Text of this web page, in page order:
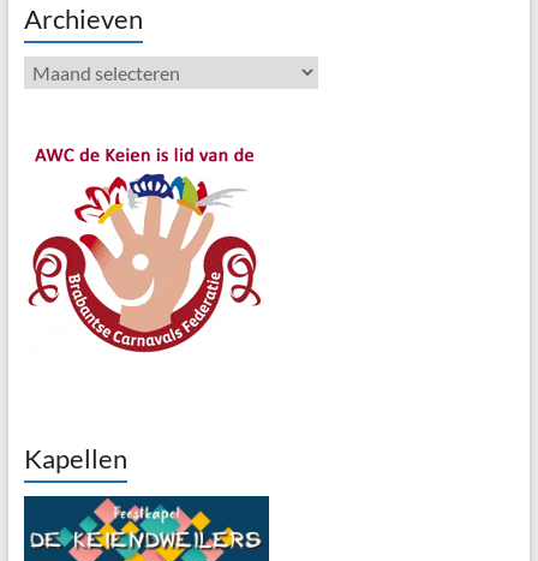
Archieven
Archieven
Kapellen